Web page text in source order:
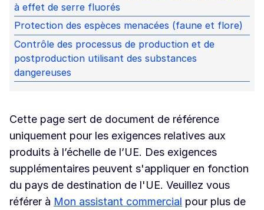
à effet de serre fluorés
Protection des espèces menacées (faune et flore)
Contrôle des processus de production et de
postproduction utilisant des substances
dangereuses
Cette page sert de document de référence
uniquement pour les exigences relatives aux
produits à l’échelle de l’UE. Des exigences
supplémentaires peuvent s'appliquer en fonction
du pays de destination de l'UE. Veuillez vous
référer à Mon assistant commercial pour plus de